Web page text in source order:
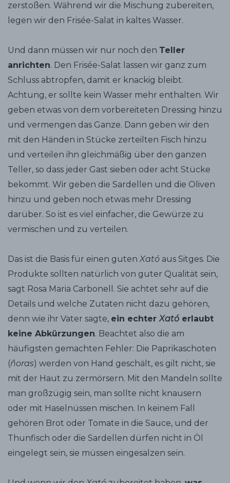
zerstoßen. Während wir die Mischung zubereiten,
legen wir den Frisée-Salat in kaltes Wasser.
Und dann müssen wir nur noch den Teller
anrichten. Den Frisée-Salat lassen wir ganz zum
Schluss abtropfen, damit er knackig bleibt.
Achtung, er sollte kein Wasser mehr enthalten. Wir
geben etwas von dem vorbereiteten Dressing hinzu
und vermengen das Ganze. Dann geben wir den
mit den Händen in Stücke zerteilten Fisch hinzu
und verteilen ihn gleichmäßig über den ganzen
Teller, so dass jeder Gast sieben oder acht Stücke
bekommt. Wir geben die Sardellen und die Oliven
hinzu und geben noch etwas mehr Dressing
darüber. So ist es viel einfacher, die Gewürze zu
vermischen und zu verteilen.
Das ist die Basis für einen guten Xató aus Sitges. Die
Produkte sollten natürlich von guter Qualität sein,
sagt Rosa Maria Carbonell. Sie achtet sehr auf die
Details und welche Zutaten nicht dazu gehören,
denn wie ihr Vater sagte, ein echterXató erlaubt
keine Abkürzungen. Beachtet also die am
häufigsten gemachten Fehler: Die Paprikaschoten
(ñoras) werden von Hand geschält, es gilt nicht, sie
mit der Haut zu zermörsern. Mit den Mandeln sollte
man großzügig sein, man sollte nicht knausern
oder mit Haselnüssen mischen. In keinem Fall
gehören Brot oder Tomate in die Sauce, und der
Thunfisch oder die Sardellen dürfen nicht in Öl
eingelegt sein, sie müssen eingesalzen sein.